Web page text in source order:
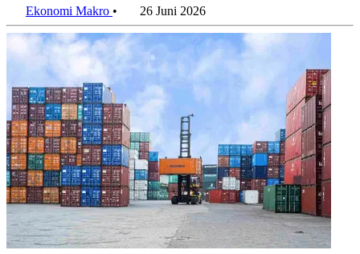
Ekonomi Makro • 26 Juni 2026